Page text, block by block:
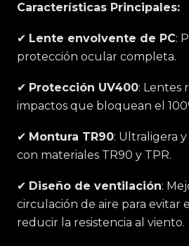
Características Principales:
✔ Lente envolvente de PC:
protección ocular completa.
✔ Protección UV400: Lentes
impactos que bloquean el
✔ Montura TR90: Ultraligera
con materiales TR90 y TPR.
✔ Diseño de ventilación:
circulación de aire para evitar
reducir la resistencia al viento.